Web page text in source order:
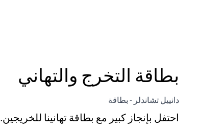
بطاقة التخرج والتهاني
دانييل تشاندلر - بطاقة
احتفل بإنجاز كبير مع بطاقة تهانينا للخريجين.